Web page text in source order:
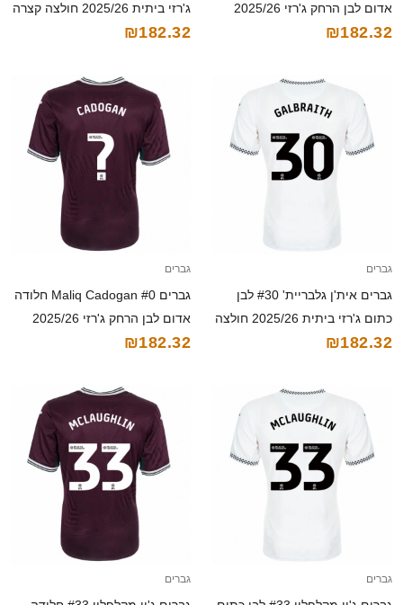
אדום לבן הרחק ג'רזי 2025/26
חולצה קצרה
₪182.32
ג'רזי ביתית 2025/26 חולצה קצרה
₪182.32
גברים
גברים אית'ן גלבריית' #30 לבן
כתום ג'רזי ביתית 2025/26 חולצה
קצרה
₪182.32
גברים
גברים Maliq Cadogan #0 חלודה
אדום לבן הרחק ג'רזי 2025/26
חולצה קצרה
₪182.32
גברים גברים